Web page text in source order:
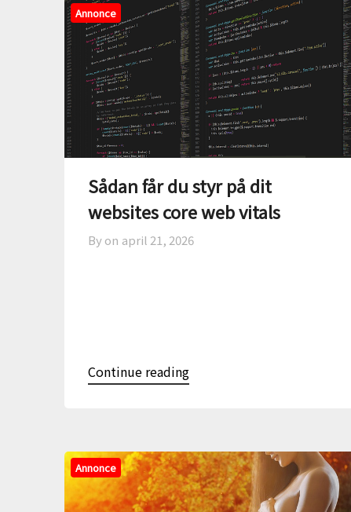
Annonce
Sådan får du styr på dit
websites core web vitals
By on april 21, 2026
Continue reading
Annonce